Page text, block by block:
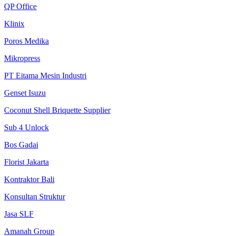
QP Office
Klinix
Poros Medika
Mikropress
PT Eitama Mesin Industri
Genset Isuzu
Coconut Shell Briquette Supplier
Sub 4 Unlock
Bos Gadai
Florist Jakarta
Kontraktor Bali
Konsultan Struktur
Jasa SLF
Amanah Group